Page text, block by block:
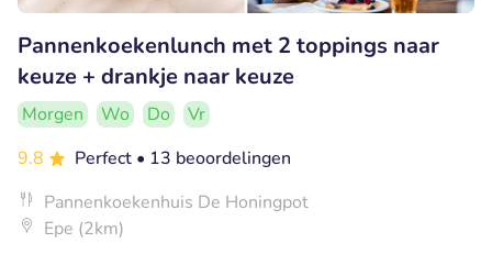
Pannenkoekenlunch met 2 toppings naar
keuze + drankje naar keuze
Morgen Wo Do
Vr
9.8
Perfect • 13 beoordelingen
Pannenkoekenhuis De Honingpot
Epe (2km)